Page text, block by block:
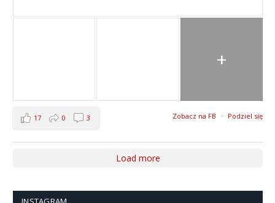
+
Zobacz na FB · Podziel się
17 0 3
Load more